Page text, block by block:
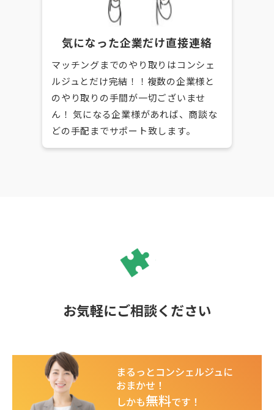
気になった企業だけ直接連絡
マッチングまでのやり取りはコンシェ
ルジュとだけ完結！！複数の企業様と
のやり取りの手間が一切ございませ
ん！ 気になる企業様があれば、商談な
どの手配までサポート致します。
お気軽にご相談ください
まるっとコンシェルジュに
おまかせ！
しかも無料です！